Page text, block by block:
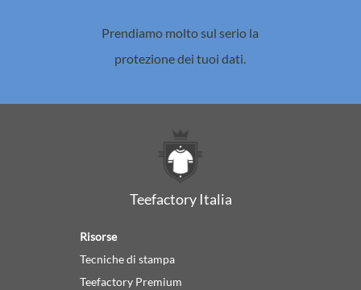
Prendiamo molto sul serio la
protezione dei tuoi dati.
Teefactory Italia
Risorse
Tecniche di stampa
Teefactory Premium